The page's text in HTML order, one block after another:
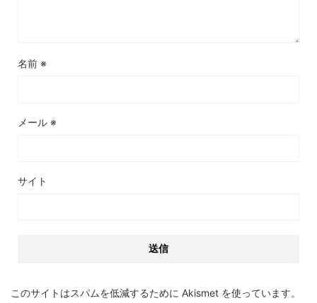
名前 ※
メール ※
サイト
このサイトはスパムを低減するために Akismet を使っています。